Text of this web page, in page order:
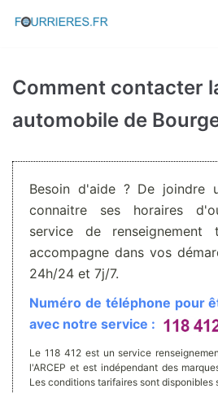
Aller
Comment contacter
automobile de
Besoin d'aide ? De joindre
connaitre ses horaires
service de renseignement
accompagne dans vos
24h/24 et 7j/7.
Numéro de téléphone pour
avec notre service :
Le 118 412 est un service
l'ARCEP et est indépendant des
Les conditions tarifaires sont disponibles